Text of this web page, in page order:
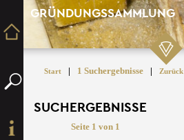
GRÜNDUNGSSAMMLUNG
Start | 1 Suchergebnisse | Zurück
SUCHERGEBNISSE
Seite 1 von 1